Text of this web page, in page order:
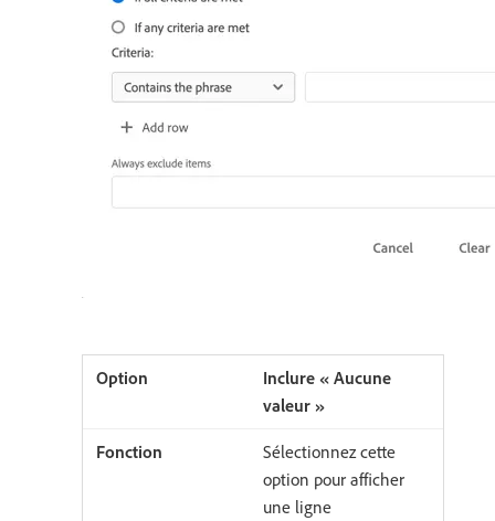
Inclure « Aucune
valeur »
Sélectionnez cette
option pour afficher
une ligne